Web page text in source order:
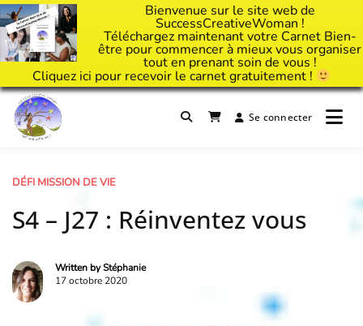
Bienvenue sur le site web de
SuccessCreativeWoman !
Téléchargez maintenant votre Carnet Bien-
être pour commencer à mieux vous organiser
tout en prenant soin de vous !
Cliquez ici pour recevoir le carnet gratuitement !
Passer
contenu
Il est temps d'ART'ivez votre vie !Se connecter
DÉFI MISSION DE VIE
S4 – J27 : Réinventez vous
Written byStéphanie
17 octobre 2020